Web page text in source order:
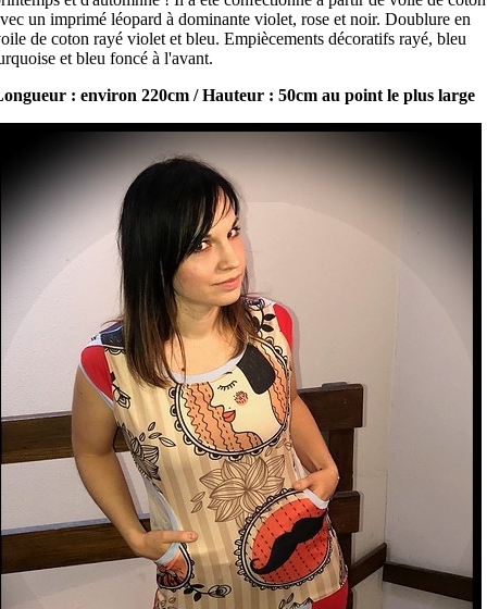
un imprimé léopard à dominante violet, rose et noir. Doublure en
de coton rayé violet et bleu. Empiècements décoratifs rayé, bleu
et bleu foncé à l'avant.
: environ 220cm / Hauteur : 50cm au point le plus large